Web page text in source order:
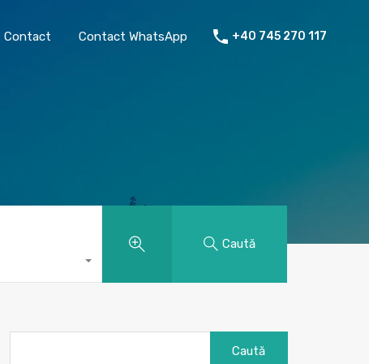
Despre mine Contact Contact WhatsApp
Contact Contact WhatsApp +40 745 270 117
Caută
după: